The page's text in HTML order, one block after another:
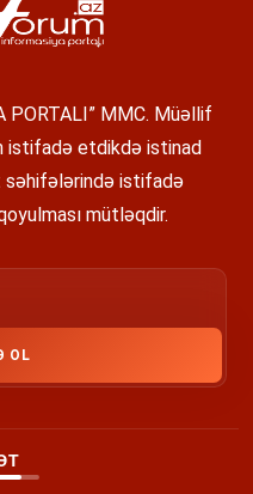
PORTALI” MMC. Müəllif
istifadə etdikdə istinad
istifadə
mütləqdir.
OL